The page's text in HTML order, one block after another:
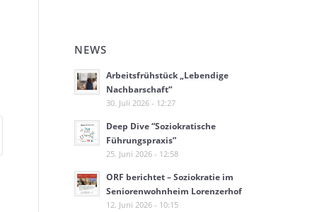
NEWS
Arbeitsfrühstück „Lebendige
Nachbarschaft“
30. Juli 2026 - 12:27
Deep Dive “Soziokratische
Führungspraxis”
25. Juni 2026 - 12:58
ORF berichtet – Soziokratie im
Seniorenwohnheim Lorenzerhof
12. Juni 2026 - 10:15